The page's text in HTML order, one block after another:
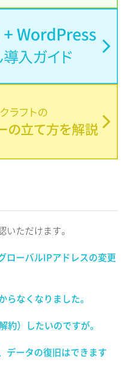
ただけます。
ローバルIPアドレスの変更
らなくなりました。
約）したいのですが。
データの復旧はできます